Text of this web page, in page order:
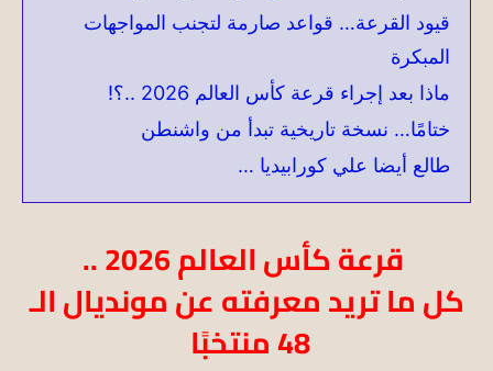
قيود القرعة… قواعد صارمة لتجنب المواجهات
المبكرة
ماذا بعد إجراء قرعة كأس العالم 2026 ..؟!
ختامًا… نسخة تاريخية تبدأ من واشنطن
طالع أيضا علي كورابيديا …
قرعة كأس العالم 2026 ..
كل ما تريد معرفته عن مونديال الـ
48 منتخبًا